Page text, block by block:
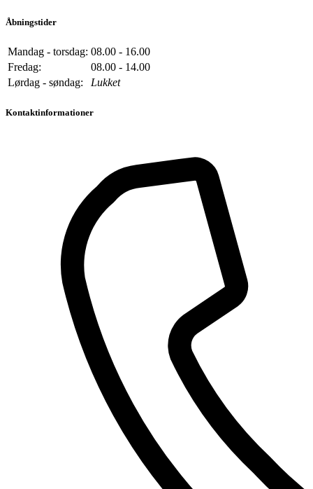
Åbningstider
Mandag - torsdag: 08.00 - 16.00
Fredag:
08.00 - 14.00
Lørdag - søndag:
Lukket
Kontaktinformationer